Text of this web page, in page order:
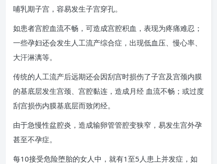
哺乳期子宫，容易发生子宫穿孔。
如患者宫腔血流不畅，可造成宫腔积血，表现为疼痛难忍；
一些孕妇还会发生人工流产综合症，出现低血压、慢心率、
大汗淋漓等。
传统的人工流产后远期还会因刮宫时损伤了子宫及宫颈内膜
的基底层发生宫颈、宫腔黏连，造成月经 血流不畅；或过度
刮宫损伤内膜基底层而致闭经。
由于急慢性盆腔炎，造成输卵管管腔变狭窄，易发生宫外孕
甚至不孕症。
每10接受危险堕胎的女人中，就有1至5人患上并发症，如